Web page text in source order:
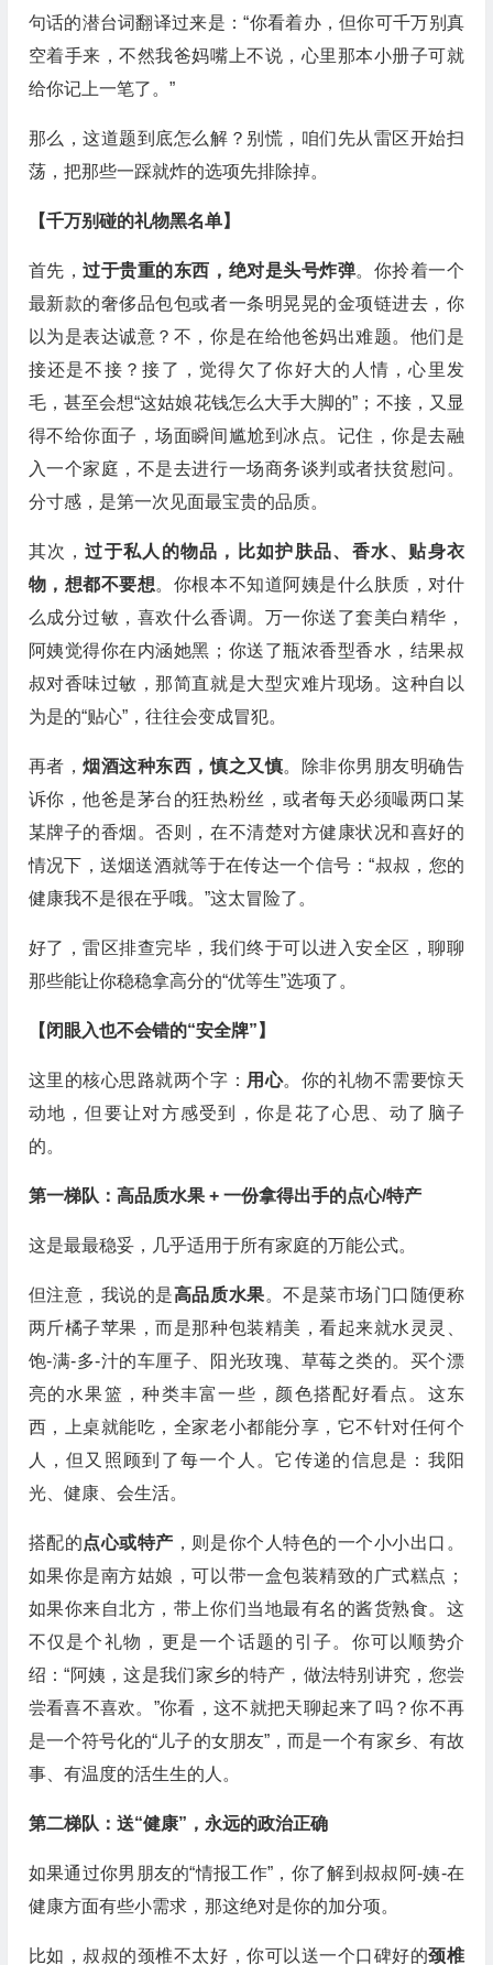
句话的潜台词翻译过来是：“你看着办，但你可千万别真
空着手来，不然我爸妈嘴上不说，心里那本小册子可就
给你记上一笔了。”
那么，这道题到底怎么解？别慌，咱们先从雷区开始扫
荡，把那些一踩就炸的选项先排除掉。
【千万别碰的礼物黑名单】
首先，过于贵重的东西，绝对是头号炸弹。你拎着一个
最新款的奢侈品包包或者一条明晃晃的金项链进去，你
以为是表达诚意？不，你是在给他爸妈出难题。他们是
接还是不接？接了，觉得欠了你好大的人情，心里发
毛，甚至会想“这姑娘花钱怎么大手大脚的”；不接，又显
得不给你面子，场面瞬间尴尬到冰点。记住，你是去融
入一个家庭，不是去进行一场商务谈判或者扶贫慰问。
分寸感，是第一次见面最宝贵的品质。
其次，过于私人的物品，比如护肤品、香水、贴身衣
物，想都不要想。你根本不知道阿姨是什么肤质，对什
么成分过敏，喜欢什么香调。万一你送了套美白精华，
阿姨觉得你在内涵她黑；你送了瓶浓香型香水，结果叔
叔对香味过敏，那简直就是大型灾难片现场。这种自以
为是的“贴心”，往往会变成冒犯。
再者，烟酒这种东西，慎之又慎。除非你男朋友明确告
诉你，他爸是茅台的狂热粉丝，或者每天必须嘬两口某
某牌子的香烟。否则，在不清楚对方健康状况和喜好的
情况下，送烟送酒就等于在传达一个信号：“叔叔，您的
健康我不是很在乎哦。”这太冒险了。
好了，雷区排查完毕，我们终于可以进入安全区，聊聊
那些能让你稳稳拿高分的“优等生”选项了。
【闭眼入也不会错的“安全牌”】
这里的核心思路就两个字： 用心。你的礼物不需要惊天
动地，但要让对方感受到，你是花了心思、动了脑子
的。
第一梯队：高品质水果 + 一份拿得出手的点心/特产
这是最最稳妥，几乎适用于所有家庭的万能公式。
但注意，我说的是高品质水果。不是菜市场门口随便称
两斤橘子苹果，而是那种包装精美，看起来就水灵灵、
饱-满-多-汁的车厘子、阳光玫瑰、草莓之类的。买个漂
亮的水果篮，种类丰富一些，颜色搭配好看点。这东
西，上桌就能吃，全家老小都能分享，它不针对任何个
人，但又照顾到了每一个人。它传递的信息是：我阳
光、健康、会生活。
搭配的点心或特产 ，则是你个人特色的一个小小出口。
如果你是南方姑娘，可以带一盒包装精致的广式糕点；
如果你来自北方，带上你们当地最有名的酱货熟食。这
不仅是个礼物，更是一个话题的引子。你可以顺势介
绍：“阿姨，这是我们家乡的特产，做法特别讲究，您尝
尝看喜不喜欢。”你看，这不就把天聊起来了吗？你不再
是一个符号化的“儿子的女朋友”，而是一个有家乡、有故
事、有温度的活生生的人。
第二梯队：送“健康”，永远的政治正确
如果通过你男朋友的“情报工作”，你了解到叔叔阿-姨-在
健康方面有些小需求，那这绝对是你的加分项。
比如，叔叔的颈椎不太好，你可以送一个口碑好的颈椎